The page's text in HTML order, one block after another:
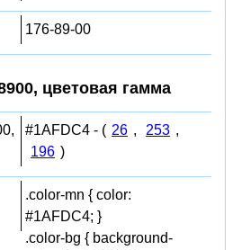
176-89-00
цветовая гамма
#1AFDC4 - ( 26 , 253 ,
196 )
.color-mn { color:
#1AFDC4; }
.color-bg { background-